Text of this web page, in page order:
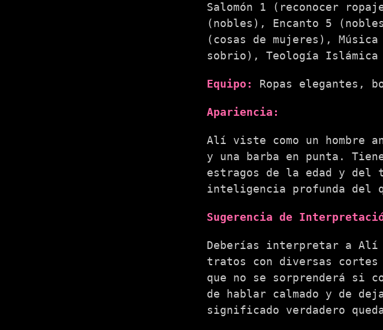
Salomón 1 (reconocer
(nobles), Encanto 5
(cosas de mujeres),
sobrio), Teología
Equipo: Ropas elegantes,
Apariencia:
Alí viste como un hombre
y una barba en punta.
estragos de la edad y del
inteligencia profunda del
Sugerencia de
Deberías interpretar a Alí
tratos con diversas cortes
que no se sorprenderá si
de hablar calmado y de
significado verdadero